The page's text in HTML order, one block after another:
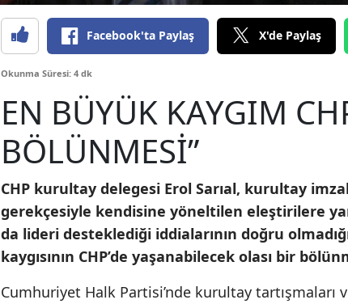
Facebook'ta Paylaş X'de Paylaş
Okunma Süresi: 4 dk
EN BÜYÜK KAYGIM
BÖLÜNMESİ”
CHP kurultay delegesi Erol Sarıal, kurultay
gerekçesiyle kendisine yöneltilen eleştirilere
da lideri desteklediği iddialarının doğru
kaygısının CHP’de yaşanabilecek olası bir
Cumhuriyet Halk Partisi’nde kurultay